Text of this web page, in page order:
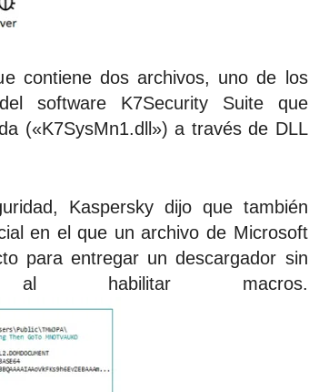
contiene dos archivos, uno de los
software K7Security Suite que
(«K7SysMn1.dll») a través de DLL
Kaspersky dijo que también
en el que un archivo de Microsoft
para entregar un descargador sin
al habilitar macros.